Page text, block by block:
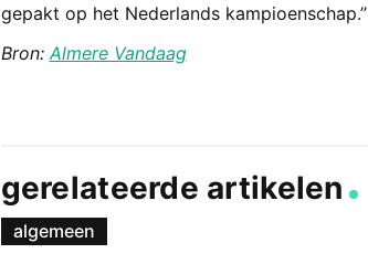
gepakt op het Nederlands kampioenschap.’’
Bron: Almere Vandaag
gerelateerde artikelen
algemeen